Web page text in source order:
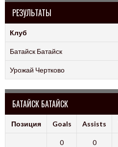
РЕЗУЛЬТАТЫ
Клуб
Батайск Батайск
Урожай Чертково
БАТАЙСК БАТАЙСК
Позиция Goals Assists
0 0